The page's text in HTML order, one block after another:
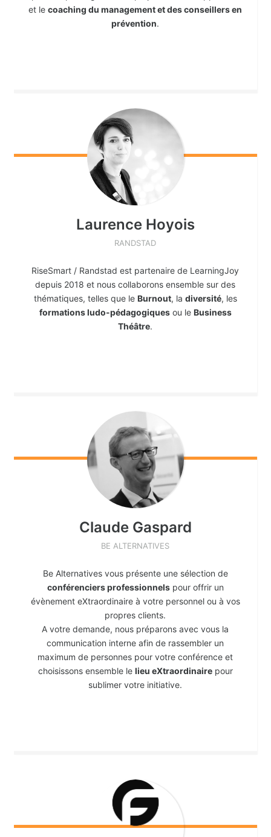
et lecoaching du management et des conseillers en
prévention.
Laurence Hoyois
RANDSTAD
RiseSmart / Randstad est partenaire de LearningJoy
depuis 2018 et nous collaborons ensemble sur des
thématiques, telles que le Burnout, la diversité, les
formations ludo-pédagogiquesou le Business
Théâtre.
Claude Gaspard
BE ALTERNATIVES
Be Alternatives vous présente une sélection de
conférenciers professionnelspour offrir un
évènement eXtraordinaire à votre personnel ou à vos
propres clients.
A votre demande, nous préparons avec vous la
communication interne afin de rassembler un
maximum de personnes pour votre conférence et
choisissons ensemble le lieu eXtraordinairepour
sublimer votre initiative.